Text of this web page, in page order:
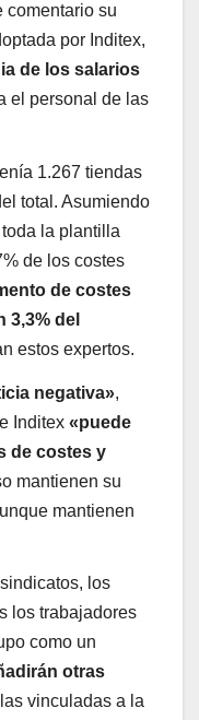
comentario su
por Inditex,
de los salarios
el personal de las
1.267 tiendas
total. Asumiendo
la plantilla
de los costes
de costes
3,3% del
estos expertos.
negativa»,
Inditex «puede
de costes y
mantienen su
mantienen
los
los trabajadores
como un
otras
vinculadas a la